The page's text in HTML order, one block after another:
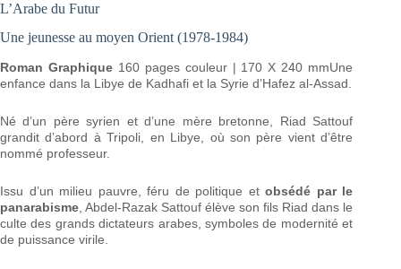
L’Arabe du Futur
Une jeunesse au moyen Orient (1978-1984)
Roman Graphique160 pages couleur | 170 X 240 mmUne
enfance dans la Libye de Kadhafi et la Syrie d’Hafez al-Assad.
Né d’un père syrien et d’une mère bretonne, Riad Sattouf
grandit d’abord à Tripoli, en Libye, où son père vient d’être
nommé professeur.
Issu d’un milieu pauvre, féru de politique etobsédé par le
panarabisme , Abdel-Razak Sattouf élève son fils Riad dans le
culte des grands dictateurs arabes, symboles de modernité et
de puissance virile.